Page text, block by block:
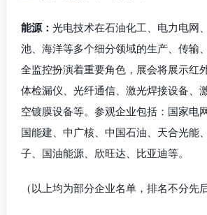
能源： 光电技术在石油化工、电力电网
池、海洋等多个细分领域的生产、传输
全监控扮演着重要角色，展会将展示红
体检漏仪、光纤通信、激光焊接设备、
空镀膜设备等。参观企业包括：国家电
国能建、中广核、中国石油、天合光能
子、国油能源、欣旺达、比亚迪等。
（以上均为部分企业名单，排名不分先后